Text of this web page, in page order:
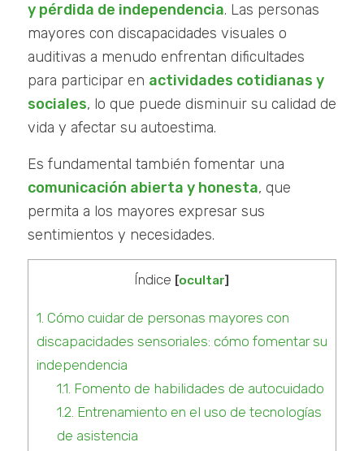
y pérdida de independencia. Las personas
mayores con discapacidades visuales o
auditivas a menudo enfrentan dificultades
para participar en actividades cotidianas y
sociales, lo que puede disminuir su calidad de
vida y afectar su autoestima.
Es fundamental también fomentar una
comunicación abierta y honesta, que
permita a los mayores expresar sus
sentimientos y necesidades.
Índice [ocultar]
1. Cómo cuidar de personas mayores con
discapacidades sensoriales: cómo fomentar su
independencia
1.1. Fomento de habilidades de autocuidado
1.2. Entrenamiento en el uso de tecnologías
de asistencia